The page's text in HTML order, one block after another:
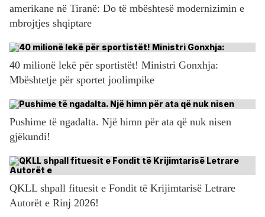
amerikane në Tiranë: Do të mbështesë modernizimin e
mbrojtjes shqiptare
40 milionë lekë për sportistët! Ministri Gonxhja:
Mbështetje për sportet joolimpike
Pushime të ngadalta. Një himn për ata që nuk nisen
gjëkundi!
QKLL shpall fituesit e Fondit të Krijimtarisë Letrare
Autorët e Rinj 2026!